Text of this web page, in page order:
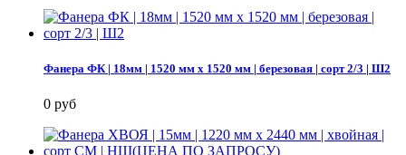
Фанера ФК | 18мм | 1520 мм х 1520 мм | березовая | сорт 2/3 | Ш2
0 руб